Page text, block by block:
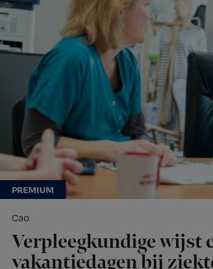
Cao
Verpleegkundige wijst
vakantiedagen bij